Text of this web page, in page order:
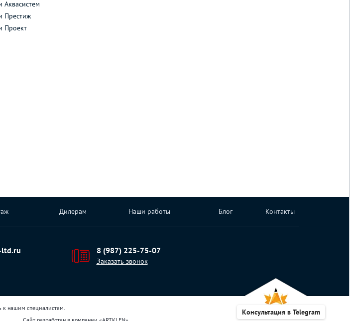
Аквасистем
Престиж
Проект
Дилерам Наши работы Блог Контакты
ltd.ru 8 (987) 225-75-07
Заказать звонок
к нашим специалистам.
Консультация в Telegram